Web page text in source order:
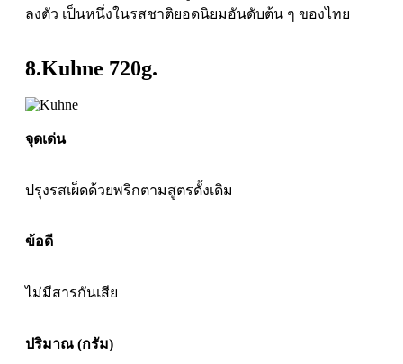
ลงตัว เป็นหนึ่งในรสชาติยอดนิยมอันดับต้น ๆ ของไทย
8.Kuhne 720g.
จุดเด่น
ปรุงรสเผ็ดด้วยพริกตามสูตรดั้งเดิม
ข้อดี
ไม่มีสารกันเสีย
ปริมาณ (กรัม)